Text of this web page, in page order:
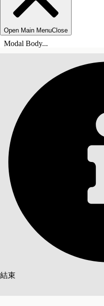
Open Main MenuClose
Modal Body...
結束
目錄